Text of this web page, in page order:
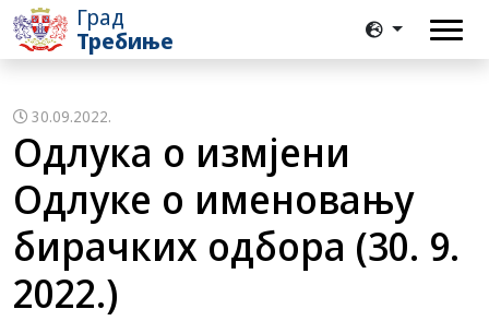
Град
Требиње
30.09.2022.
Oдлука о измјени
Одлуке о именовању
бирачких одбора (30. 9.
2022.)